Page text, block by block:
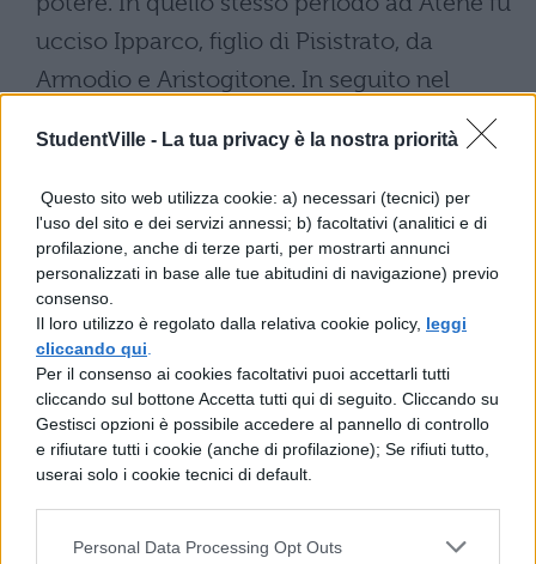
StudentVille - La tua privacy è la nostra priorità
Questo sito web utilizza cookie: a) necessari (tecnici) per
l'uso del sito e dei servizi annessi; b) facoltativi (analitici e di
profilazione, anche di terze parti, per mostrarti annunci
personalizzati in base alle tue abitudini di navigazione) previo
consenso.
Il loro utilizzo è regolato dalla relativa cookie policy, leggi
cliccando qui
Per il consenso ai cookies facoltativi puoi accettarli tutti
cliccando sul bottone Accetta tutti qui di seguito. Cliccando su
Gestisci opzioni è possibile accedere al pannello di controllo
e rifiutare tutti i cookie (anche di profilazione); Se rifiuti tutto,
userai solo i cookie tecnici di default.
Personal Data Processing Opt Outs
ucciso Ipparco, figlio di Pisistrato, da
Armodio e Aristogitone. In seguito nel
fondazione di Roma, molti storici
tramandano che i Persiani furono sconfitti
dagli Ateniesi nella battaglia di Maratona,
sotto il comando di Milziade.
Successivamente Serse, re dei Persiani,
sconfitto in una battaglia navale presso
Salamina fu messo in fuga dagli Ateniesi e
da tutti i Greci, sotto il comando di
Temistocle. Poco dopo a Roma, sotto il
Pulvillo, contro i Veienti, presso il fiume